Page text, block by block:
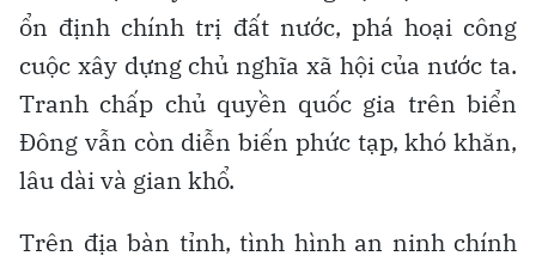
ổn định chính trị đất nước, phá hoại công
cuộc xây dựng chủ nghĩa xã hội của nước ta.
Tranh chấp chủ quyền quốc gia trên biển
Đông vẫn còn diễn biến phức tạp, khó khăn,
lâu dài và gian khổ.
Trên địa bàn tỉnh, tình hình an ninh chính